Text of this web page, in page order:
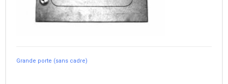
Grande porte (sans cadre)